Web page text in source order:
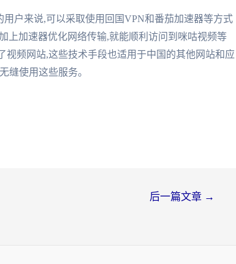
户来说,可以采取使用回国VPN和番茄加速器等方式
上加速器优化网络传输,就能顺利访问到咪咕视频等
频网站,这些技术手段也适用于中国的其他网站和应
缝使用这些服务。
后一篇文章 →